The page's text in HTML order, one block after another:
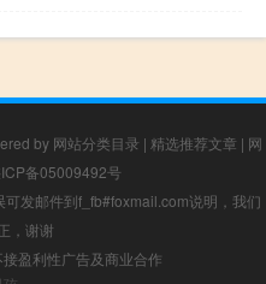
by 网站分类目录 | 精选推荐文章 | 网
备05009492号
发邮件到f_fb#foxmail.com说明，我们
，谢谢
盈利性广告及商业合作